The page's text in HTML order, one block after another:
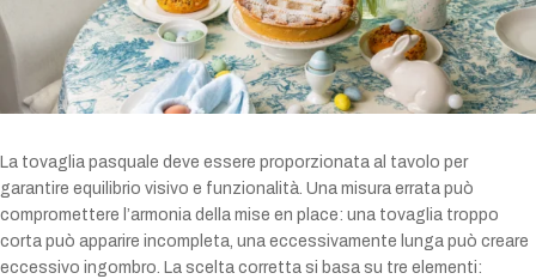
La tovaglia pasquale deve essere proporzionata al tavolo per
garantire equilibrio visivo e funzionalità. Una misura errata può
compromettere l’armonia della mise en place: una tovaglia troppo
corta può apparire incompleta, una eccessivamente lunga può creare
eccessivo ingombro. La scelta corretta si basa su tre elementi: